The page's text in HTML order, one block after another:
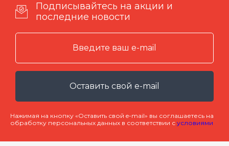
Подписывайтесь на акции и
последние новости
Оставить свой e-mail
Нажимая на кнопку «Оставить свой e-mail» вы соглашаетесь на
обработку персональных данных в соответствии с условиями